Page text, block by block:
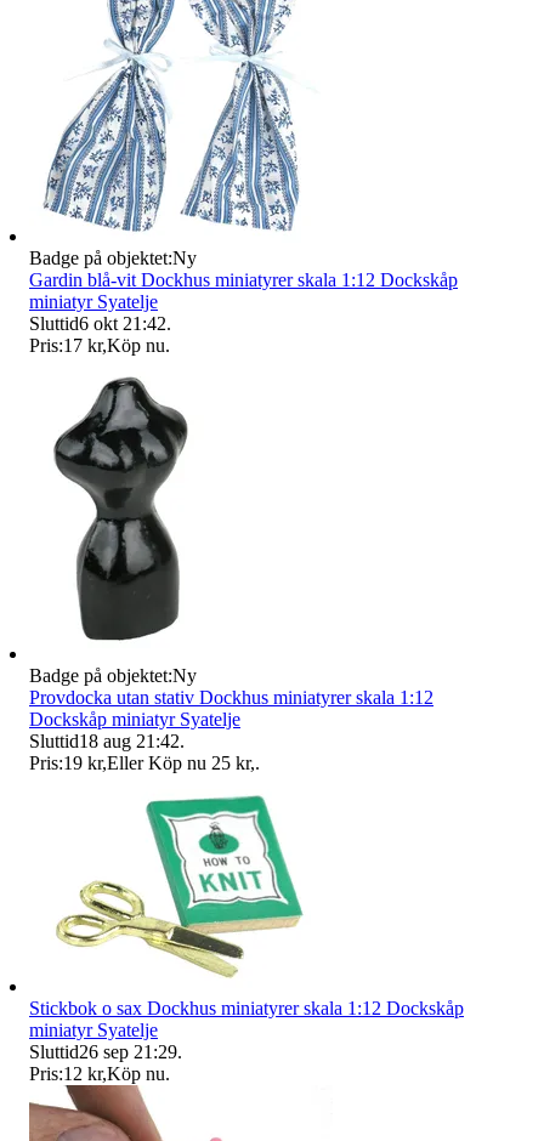
Badge på objektet:Ny
Gardin blå-vit Dockhus miniatyrer skala 1:12 Dockskåp
miniatyr Syatelje
Sluttid6 okt 21:42.
Pris:17 kr,Köp nu.
Badge på objektet:Ny
Provdocka utan stativ Dockhus miniatyrer skala 1:12
Dockskåp miniatyr Syatelje
Sluttid18 aug 21:42.
Pris:19 kr,Eller Köp nu 25 kr,.
Stickbok o sax Dockhus miniatyrer skala 1:12 Dockskåp
miniatyr Syatelje
Sluttid26 sep 21:29.
Pris:12 kr,Köp nu.